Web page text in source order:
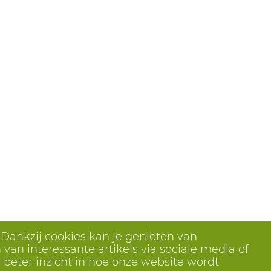
cookies kan je genieten van
interessante artikels via sociale media of
inzicht in hoe onze website wordt